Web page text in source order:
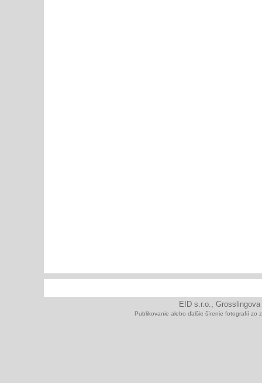
EID s.r.o.,
Publikovanie alebo ďalšie šírenie fotografií zo